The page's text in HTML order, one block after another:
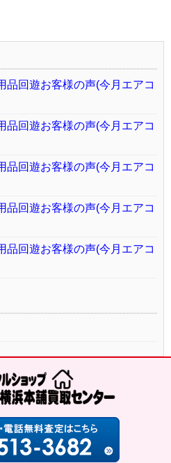
品回遊お客様の声(今月エアコ
品回遊お客様の声(今月エアコ
品回遊お客様の声(今月エアコ
品回遊お客様の声(今月エアコ
品回遊お客様の声(今月エアコ